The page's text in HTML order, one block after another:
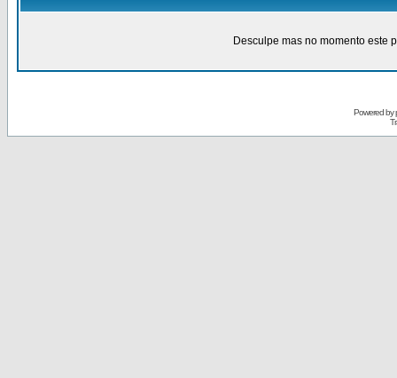
Desculpe mas no momento este
Powered by